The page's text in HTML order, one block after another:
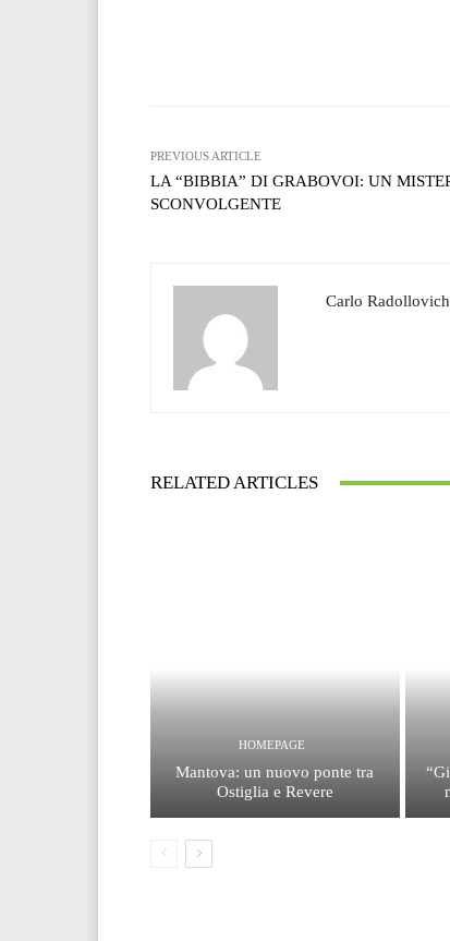
PREVIOUS ARTICLE
LA “BIBBIA” DI GRABOVOI: UN
SCONVOLGENTE
Carlo Radollovich
RELATED ARTICLES
HOMEPAGE
Mantova: un nuovo ponte tra
Ostiglia e Revere